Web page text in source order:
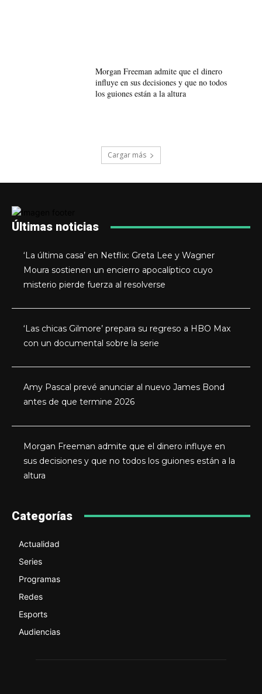
Morgan Freeman admite que el dinero
influye en sus decisiones y que no todos
los guiones están a la altura
Cargar más
Últimas noticias
‘La última casa’ en Netflix: Greta Lee y Wagner
Moura sostienen un encierro apocalíptico cuyo
misterio pierde fuerza al resolverse
‘Las chicas Gilmore’ prepara su regreso a HBO Max
con un documental sobre la serie
Amy Pascal prevé anunciar al nuevo James Bond
antes de que termine 2026
Morgan Freeman admite que el dinero influye en
sus decisiones y que no todos los guiones están a la
altura
Categorías
Actualidad
Series
Programas
Redes
Esports
Audiencias